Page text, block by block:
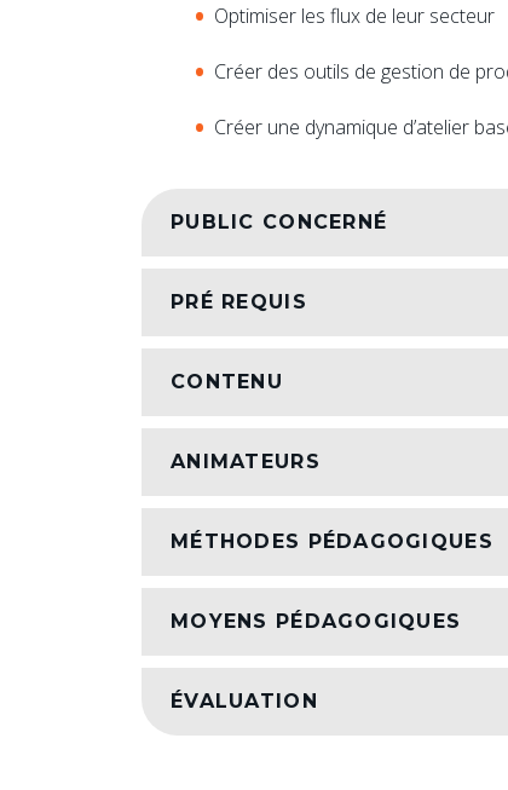
Optimiser les flux de leur secteur
Créer des outils de gestion de
Créer une dynamique d’atelier
PUBLIC CONCERNÉ
PRÉ REQUIS
CONTENU
ANIMATEURS
MÉTHODES PÉDAGOGIQUES
MOYENS PÉDAGOGIQUES
ÉVALUATION